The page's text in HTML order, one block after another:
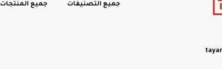
جميع التصنيفات جميع المنتجات